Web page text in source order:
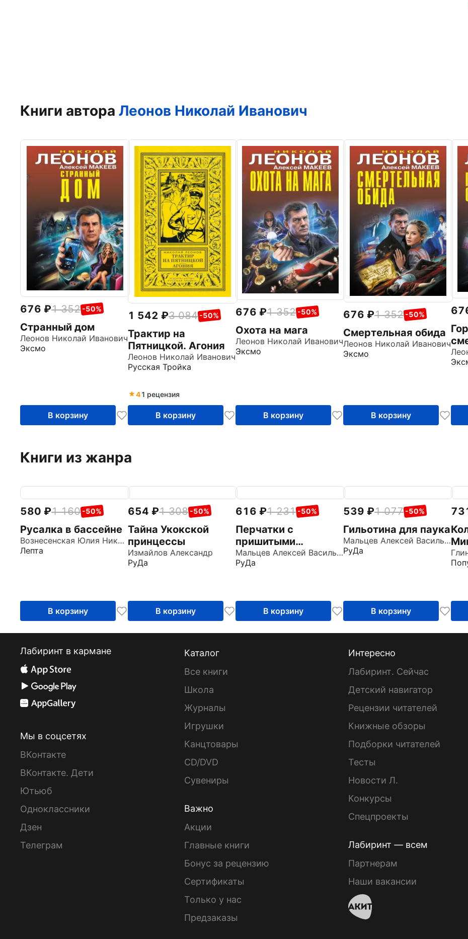
Книги автора Леонов Николай Иванович
676 1 352 -50%
Странный дом
Леонов Николай Иванович
Эксмо
В корзину
1 542 3 084 -50%
Трактир на
Пятницкой. Агония
Леонов Николай Иванович
Русская Тройка
41 рецензия
В корзину
676 1 352 -50%
Охота на мага
Леонов Николай Иванович
Эксмо
В корзину
676 1 352 -50%
Смертельная обида
Леонов Николай Иванович
Эксмо
В корзину
Книги из жанра
580 1 160 -50%
Русалка в бассейне
Вознесенская Юлия Николаевна
Лепта
В корзину
654 1 308 -50%
Тайна Укокской
принцессы
Измайлов Александр
РуДа
В корзину
616 1 231 -50%
Перчатки с
пришитыми
пальцами
Мальцев Алексей Васильевич
РуДа
В корзину
539 1 077 -50%
Гильотина для паука
Мальцев Алексей Васильевич
РуДа
В корзину
Лабиринт в кармане
Мы в соцсетях
ВКонтакте
ВКонтакте. Дети
Ютьюб
Одноклассники
Дзен
Телеграм
Каталог
Все книги
Школа
Журналы
Игрушки
Канцтовары
CD/DVD
Сувениры
Важно
Акции
Главные книги
Бонус за рецензию
Сертификаты
Только у нас
Предзаказы
Интересно
Лабиринт. Сейчас
Детский навигатор
Рецензии читателей
Книжные обзоры
Подборки читателей
Тесты
Новости Л.
Конкурсы
Спецпроекты
Лабиринт — всем
Партнерам
Наши вакансии